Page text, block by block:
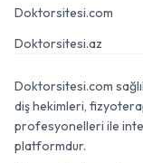
Doktorsitesi.com
Doktorsitesi.az
Doktorsitesi.com
diş hekimleri,
profesyonelleri ile
platformdur.